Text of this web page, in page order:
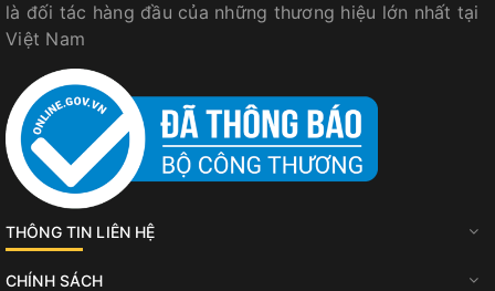
là đối tác hàng đầu của những thương hiệu lớn nhất tại
Việt Nam
THÔNG TIN LIÊN HỆ
CHÍNH SÁCH